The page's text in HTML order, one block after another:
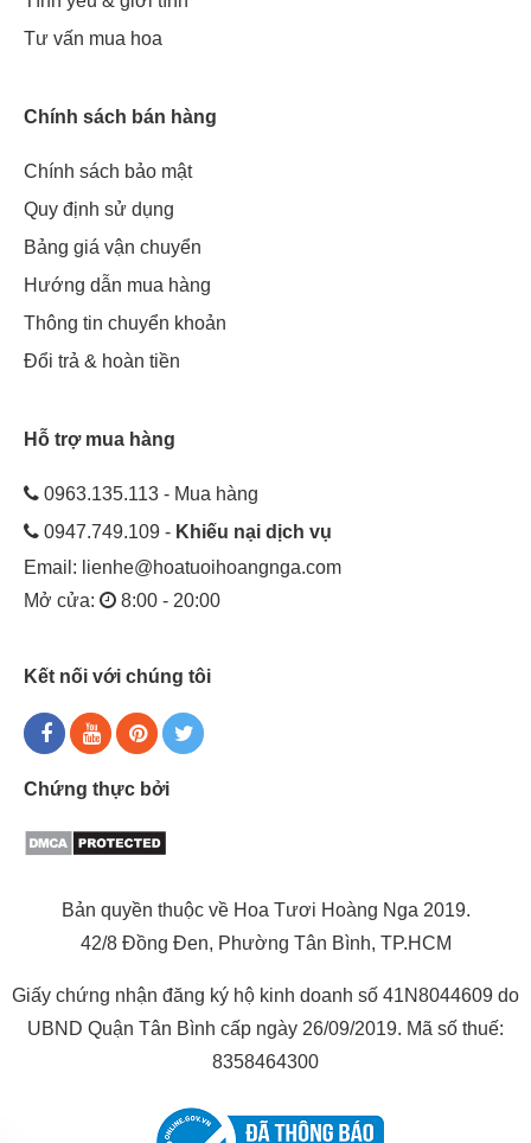
Tư vấn mua hoa
Chính sách bán hàng
Chính sách bảo mật
Quy định sử dụng
Bảng giá vận chuyển
Hướng dẫn mua hàng
Thông tin chuyển khoản
Đổi trả & hoàn tiền
Hỗ trợ mua hàng
0963.135.113 - Mua hàng
0947.749.109 - Khiếu nại dịch vụ
Email: lienhe@hoatuoihoangnga.com
Mở cửa:
8:00 - 20:00
Kết nối với chúng tôi
Chứng thực bởi
Bản quyền thuộc về Hoa Tươi Hoàng Nga 2019.
42/8 Đồng Đen, Phường Tân Bình, TP.HCM
Giấy chứng nhận đăng ký hộ kinh doanh số 41N8044609 do
UBND Quận Tân Bình cấp ngày 26/09/2019. Mã số thuế:
8358464300